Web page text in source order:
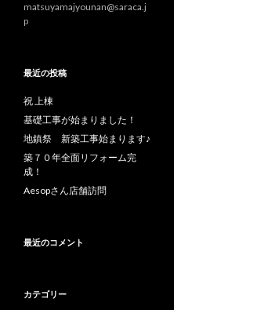
matsuyamajyounan@saraca.j
p
最近の投稿
祝 上棟
基礎工事が始まりました！
地鎮祭 新築工事始まります♪
築７０年全面リフォーム完
成！
Aesopさん店舗訪問
最近のコメント
カテゴリー